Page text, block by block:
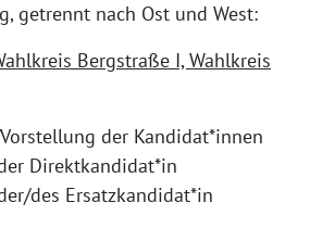
getrennt nach Ost und West:
Bergstraße I, Wahlkreis
der Kandidat*innen
Direktkandidat*in
des Ersatzkandidat*in